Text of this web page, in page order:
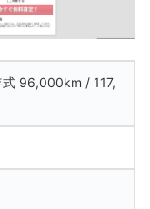
式 96,000km / 117,